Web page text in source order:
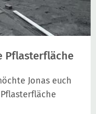
Pflasterfläche
Jonas euch